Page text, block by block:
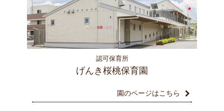
認可保育所
げんき桜桃保育園
園のページはこちら